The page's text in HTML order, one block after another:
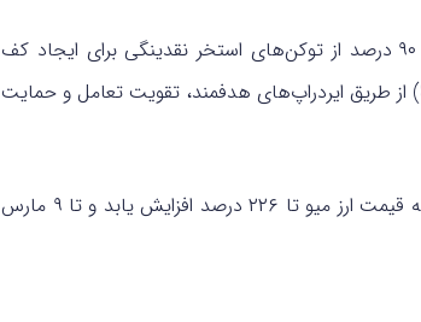
شامل سوزاندن ۹۰ درصد از توکن‌های استخر نقدینگی برای ایجاد کف
قیمتی و تخصیص ۱۰ درصد آن به جامعه سولانا (Solana) از طریق ایردراپ‌های هدفمند، تقویت تعامل و حمایت
، پیش‌ بینی می‌ شود که قیمت ارز میو تا ۲۲۶ درصد افزایش یابد و تا ۹ مارس